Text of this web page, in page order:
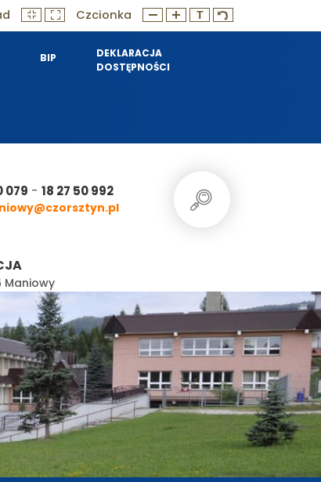
Czcionka
BIP
DEKLARACJA
DOSTĘPNOŚCI
079 - 18 27 50 992
Maniowy